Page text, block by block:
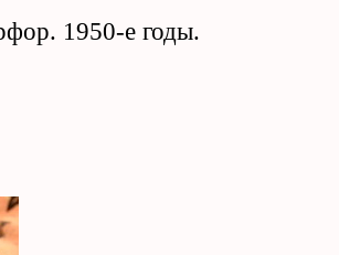
1950-е годы.